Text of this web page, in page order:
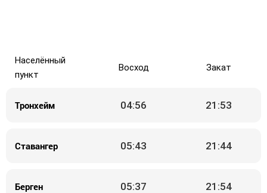
Населённый
пункт
Восход Закат
Тронхейм 04:56 21:53
Ставангер 05:43 21:44
Берген 05:37 21:54